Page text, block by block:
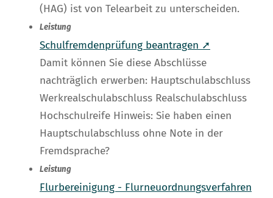
(HAG) ist von Telearbeit zu unterscheiden.
Leistung
Schulfremdenprüfung beantragen ➚
Damit können Sie diese Abschlüsse
nachträglich erwerben: Hauptschulabschluss
Werkrealschulabschluss Realschulabschluss
Hochschulreife Hinweis: Sie haben einen
Hauptschulabschluss ohne Note in der
Fremdsprache?
Leistung
Flurbereinigung - Flurneuordnungsverfahren